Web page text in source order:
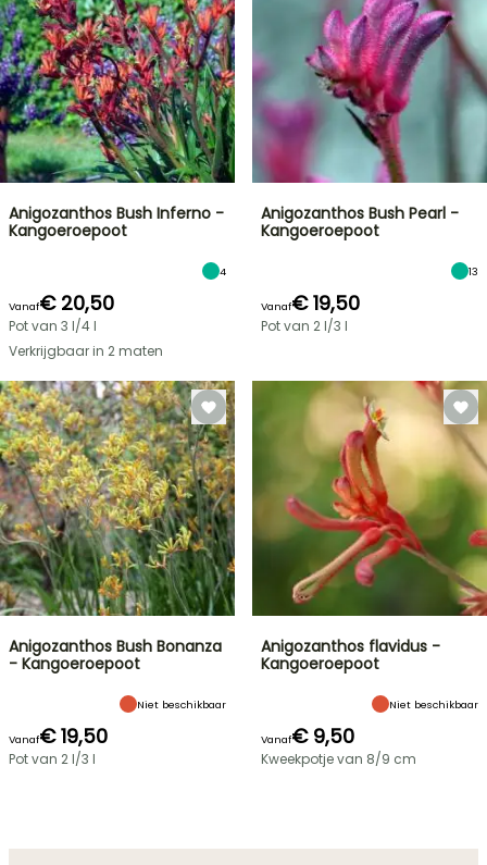
Anigozanthos Bush Inferno -
Kangoeroepoot
4
Vanaf€ 20,50
Pot van 3 l/4 l
Verkrijgbaar in 2 maten
Anigozanthos Bush Pearl -
Kangoeroepoot
13
Vanaf€ 19,50
Pot van 2 l/3 l
Anigozanthos Bush Bonanza
- Kangoeroepoot
Niet beschikbaar
Vanaf€ 19,50
Pot van 2 l/3 l
Anigozanthos flavidus -
Kangoeroepoot
Niet beschikbaar
Vanaf€ 9,50
Kweekpotje van 8/9 cm